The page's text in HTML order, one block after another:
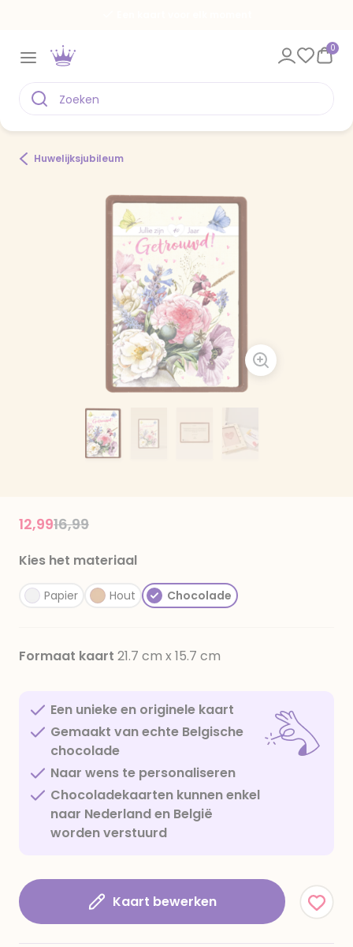
0
Huwelijksjubileum
Price reduced from
16,99to
12,99
Kies het materiaal
Papier Hout Chocolade
Formaat kaart 21.7 cm x 15.7 cm
Een unieke en originele kaart
Gemaakt van echte Belgische
chocolade
Naar wens te personaliseren
Chocoladekaarten kunnen enkel
naar Nederland en België
worden verstuurd
Kaart bewerken